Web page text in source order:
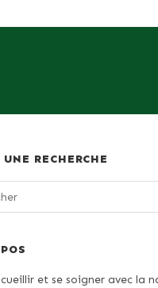
RECHERCHE
et se soigner avec la